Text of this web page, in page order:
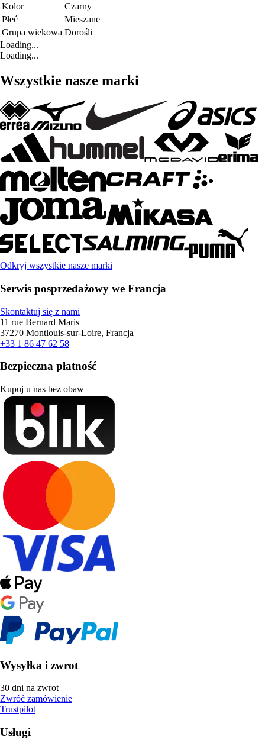
Kolor
Czarny
Płeć
Mieszane
Grupa wiekowa Dorośli
Loading...
Loading...
Wszystkie nasze marki
Odkryj wszystkie nasze marki
Serwis posprzedażowy we Francja
Skontaktuj się z nami
11 rue Bernard Maris
37270 Montlouis-sur-Loire, Francja
+33 1 86 47 62 58
Bezpieczna płatność
Kupuj u nas bez obaw
Wysyłka i zwrot
30 dni na zwrot
Zwróć zamówienie
Trustpilot
Usługi